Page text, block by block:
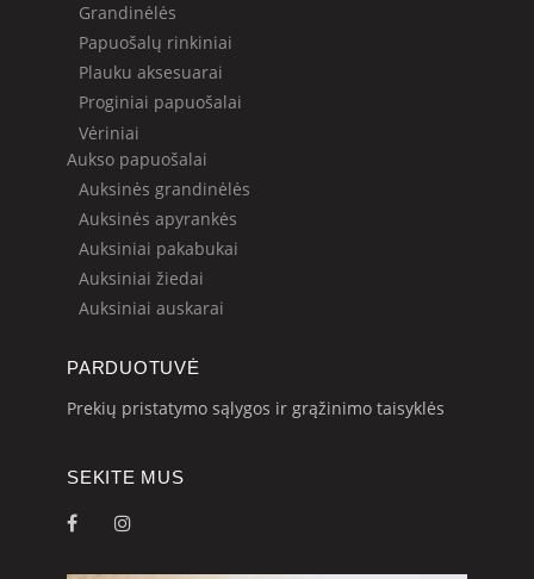
Grandinėlės
Papuošalų rinkiniai
Plauku aksesuarai
Proginiai papuošalai
Vėriniai
Aukso papuošalai
Auksinės grandinėlės
Auksinės apyrankės
Auksiniai pakabukai
Auksiniai žiedai
Auksiniai auskarai
PARDUOTUVĖ
Prekių pristatymo sąlygos ir grąžinimo taisyklės
SEKITE MUS